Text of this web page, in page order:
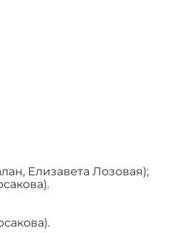
Елизавета Лозовая);